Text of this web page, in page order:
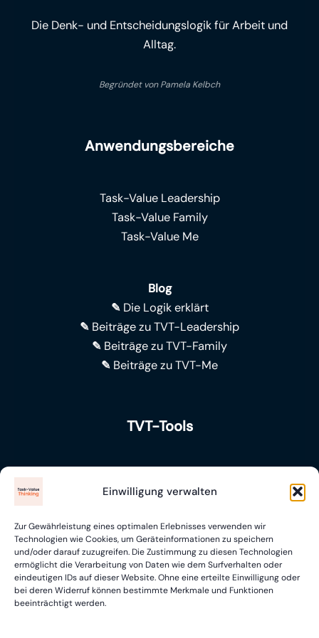
Einwilligung verwalten
Zur Gewährleistung eines optimalen Erlebnisses verwenden wir
Technologien wie Cookies, um Geräteinformationen zu speichern
und/oder darauf zuzugreifen. Die Zustimmung zu diesen Technologien
ermöglicht die Verarbeitung von Daten wie dem Surfverhalten oder
eindeutigen IDs auf dieser Website. Ohne eine erteilte Einwilligung oder
bei deren Widerruf können bestimmte Merkmale und Funktionen
beeinträchtigt werden.
Die Denk- und Entscheidungslogik für Arbeit und
Alltag.
Begründet von Pamela Kelbch
Anwendungsbereiche
Task-Value Leadership
Task-Value Family
Task-Value Me
Blog
✎ Die Logik erklärt
✎ Beiträge zu TVT-Leadership
✎ Beiträge zu TVT-Family
✎ Beiträge zu TVT-Me
TVT-Tools
Questploy® (Recruiting)
Kontakt & Legal
Kontakt